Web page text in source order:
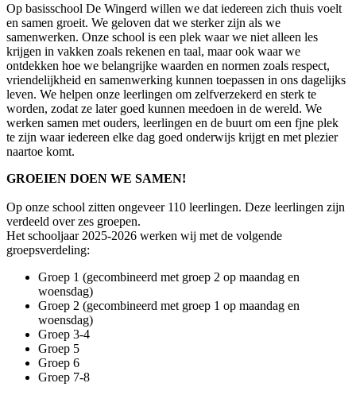
Op basisschool De Wingerd willen we dat iedereen zich thuis voelt
en samen groeit. We geloven dat we sterker zijn als we
samenwerken. Onze school is een plek waar we niet alleen les
krijgen in vakken zoals rekenen en taal, maar ook waar we
ontdekken hoe we belangrijke waarden en normen zoals respect,
vriendelijkheid en samenwerking kunnen toepassen in ons dagelijks
leven. We helpen onze leerlingen om zelfverzekerd en sterk te
worden, zodat ze later goed kunnen meedoen in de wereld. We
werken samen met ouders, leerlingen en de buurt om een fjne plek
te zijn waar iedereen elke dag goed onderwijs krijgt en met plezier
naartoe komt.
GROEIEN DOEN WE SAMEN!
Op onze school zitten ongeveer 110 leerlingen. Deze leerlingen zijn
verdeeld over zes groepen.
Het schooljaar 2025-2026 werken wij met de volgende
groepsverdeling:
Groep 1 (gecombineerd met groep 2 op maandag en
woensdag)
Groep 2 (gecombineerd met groep 1 op maandag en
woensdag)
Groep 3-4
Groep 5
Groep 6
Groep 7-8